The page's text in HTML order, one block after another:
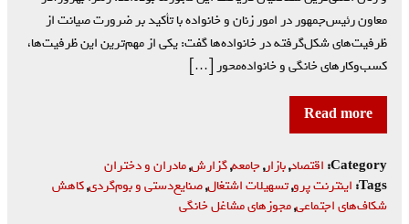
معاون رئیس‌جمهور در امور زنان و خانواده با تأکید بر ضرورت صیانت از
ظرفیت‌های شکل‌گرفته در خانواده‌ها گفت: یکی از مهم‌ترین این ظرفیت‌ها،
کسب‌وکارهای خانگی و خانواده‌محور […]
Read more
Category: اقتصاد,بازار,جامعه,گزارش,مادران و دختران
Tags: اینترنت پرو,تسهیلات اشتغال,صنایع‌دستی و بوم‌گردی,کاهش
شکاف‌های اجتماعی,مجوزهای مشاغل خانگی